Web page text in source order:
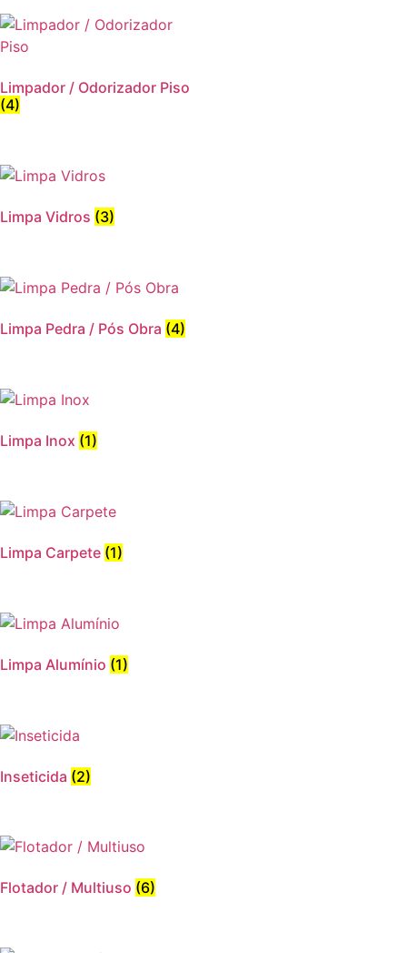
Limpador / Odorizador Piso
(4)
Limpa Vidros (3)
Limpa Pedra / Pós Obra (4)
Limpa Inox (1)
Limpa Carpete (1)
Limpa Alumínio (1)
Inseticida (2)
Flotador / Multiuso (6)